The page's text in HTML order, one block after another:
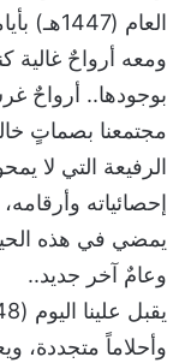
العام
ومعه أرواحٌ غالية
بوجودها.. أرواحٌ
مجتمعنا بصماتٍ
الرفيعة التي لا
إحصائياته
يمضي في هذه
وعامٌ آخر جديد..
وأحلاماً متجددة،